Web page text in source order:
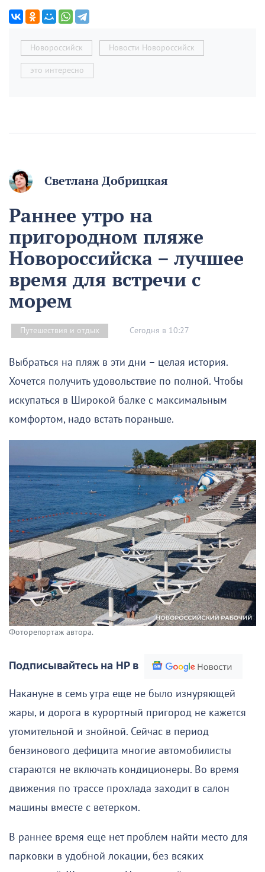
Новороссийск Новости Новороссийск
это интересно
Светлана Добрицкая
Раннее утро на
пригородном пляже
Новороссийска – лучшее
время для встречи с
морем
Путешествия и отдых Сегодня в 10:27
Выбраться на пляж в эти дни – целая история.
Хочется получить удовольствие по полной. Чтобы
искупаться в Широкой балке с максимальным
комфортом, надо встать пораньше.
Фоторепортаж автора.
Подписывайтесь на НР в
Накануне в семь утра еще не было изнуряющей
жары, и дорога в курортный пригород не кажется
утомительной и знойной. Сейчас в период
бензинового дефицита многие автомобилисты
стараются не включать кондиционеры. Во время
движения по трассе прохлада заходит в салон
машины вместе с ветерком.
В раннее время еще нет проблем найти место для
парковки в удобной локации, без всяких